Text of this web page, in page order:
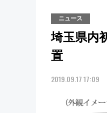
ニュース
埼玉県内
置
2019.09.17 17:09